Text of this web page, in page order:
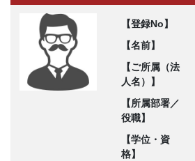
【登録No】
【名前】
【ご所属（法
人名）】
【所属部署／
役職】
【学位・資
格】